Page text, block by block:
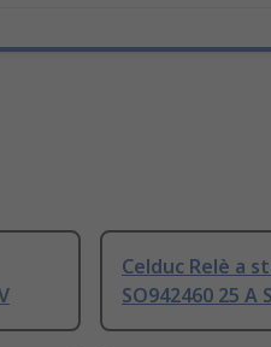
Celduc Relè a
SO942460 25 A